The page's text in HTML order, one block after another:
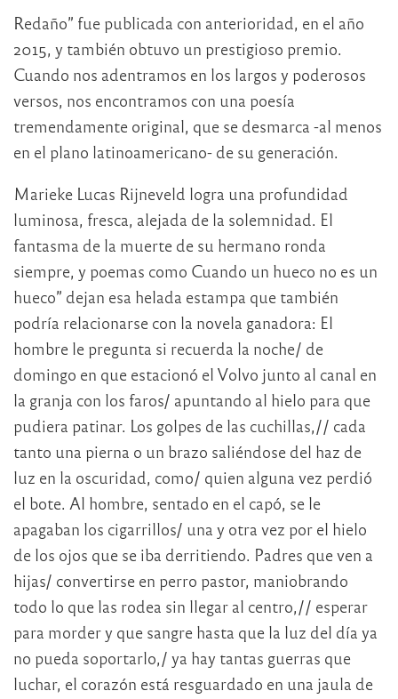
Redaño” fue publicada con anterioridad, en el año
2015, y también obtuvo un prestigioso premio.
Cuando nos adentramos en los largos y poderosos
versos, nos encontramos con una poesía
tremendamente original, que se desmarca -al menos
en el plano latinoamericano- de su generación.
Marieke Lucas Rijneveld logra una profundidad
luminosa, fresca, alejada de la solemnidad. El
fantasma de la muerte de su hermano ronda
siempre, y poemas como Cuando un hueco no es un
hueco” dejan esa helada estampa que también
podría relacionarse con la novela ganadora: El
hombre le pregunta si recuerda la noche/ de
domingo en que estacionó el Volvo junto al canal en
la granja con los faros/ apuntando al hielo para que
pudiera patinar. Los golpes de las cuchillas,// cada
tanto una pierna o un brazo saliéndose del haz de
luz en la oscuridad, como/ quien alguna vez perdió
el bote. Al hombre, sentado en el capó, se le
apagaban los cigarrillos/ una y otra vez por el hielo
de los ojos que se iba derritiendo. Padres que ven a
hijas/ convertirse en perro pastor, maniobrando
todo lo que las rodea sin llegar al centro,// esperar
para morder y que sangre hasta que la luz del día ya
no pueda soportarlo,/ ya hay tantas guerras que
luchar, el corazón está resguardado en una jaula de